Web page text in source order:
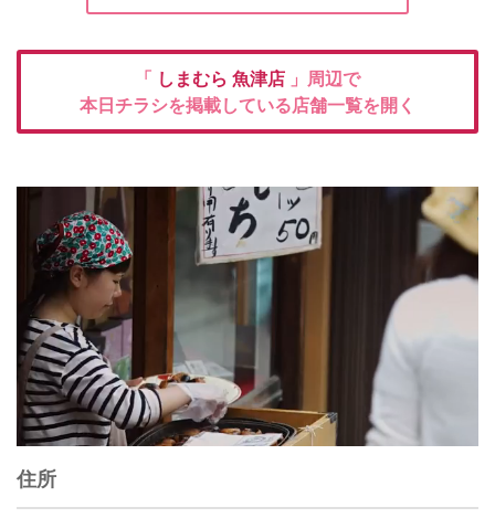
「 しまむら 魚津店 」周辺で
本日チラシを掲載している店舗一覧を開く
住所